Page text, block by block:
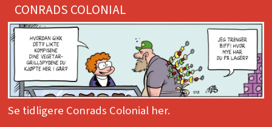
CONRADS COLONIAL
Se tidligere Conrads Colonial her.